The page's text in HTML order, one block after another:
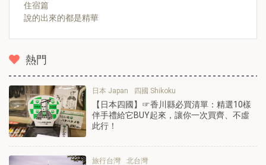
住宿篇
說的出來的都是精華
熱門
日本 Japan 四國 Shikoku
【日本四國】☞香川縣必買清單：精選10樣
伴手禮給它BUY起來，讓你一次買齊、不虛
此行！
旅行台灣 北台灣